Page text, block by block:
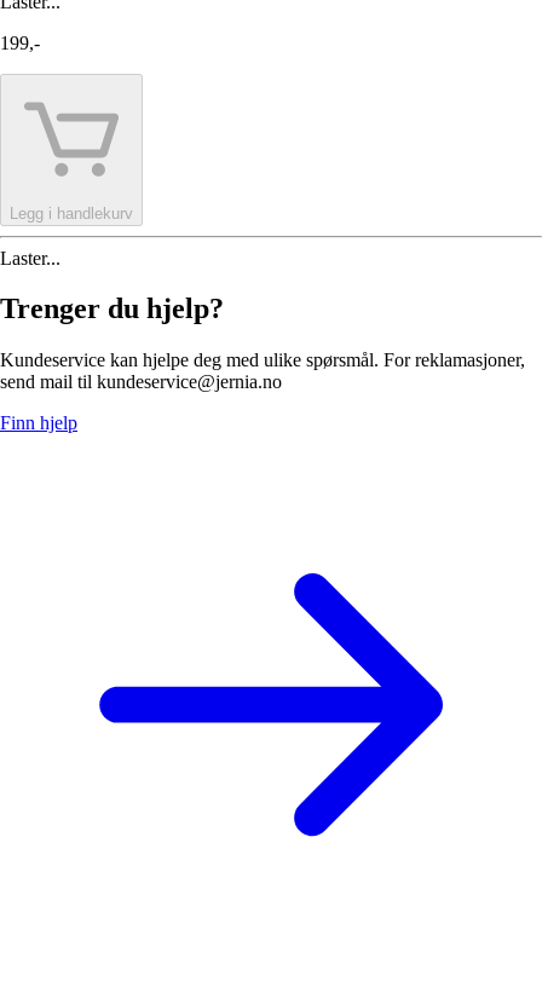
199,-
Legg i handlekurv
Laster...
Trenger du hjelp?
Kundeservice kan hjelpe deg med ulike spørsmål. For reklamasjoner,
send mail til kundeservice@jernia.no
Finn hjelp